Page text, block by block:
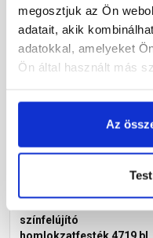
megosztjuk az Ön
adatait, akik
adatokkal, amelyeket
Ön által használt más
Az
Megnézem
színfelújító